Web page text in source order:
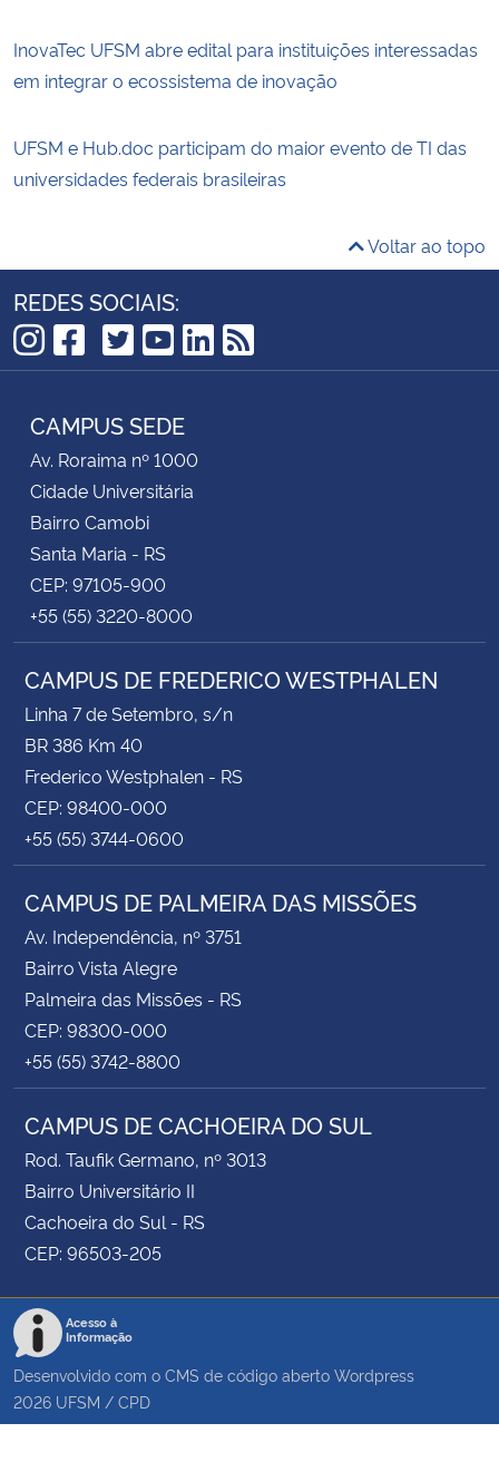
InovaTec UFSM abre edital para instituições interessadas
em integrar o ecossistema de inovação
UFSM e Hub.doc participam do maior evento de TI das
universidades federais brasileiras
Voltar ao topo
REDES SOCIAIS:
Instagram
Facebook
TikTok
Twitter
YouTube
LinkedIn
RSS
CAMPUS SEDE
Av. Roraima nº 1000
Cidade Universitária
Bairro Camobi
Santa Maria - RS
CEP: 97105-900
+55 (55) 3220-8000
CAMPUS DE FREDERICO WESTPHALEN
Linha 7 de Setembro, s/n
BR 386 Km 40
Frederico Westphalen - RS
CEP: 98400-000
+55 (55) 3744-0600
CAMPUS DE PALMEIRA DAS MISSÕES
Av. Independência, nº 3751
Bairro Vista Alegre
Palmeira das Missões - RS
CEP: 98300-000
+55 (55) 3742-8800
CAMPUS DE CACHOEIRA DO SUL
Rod. Taufik Germano, nº 3013
Bairro Universitário II
Cachoeira do Sul - RS
CEP: 96503-205
Acesso à
Informação
Desenvolvido com o CMS de código aberto Wordpress
2026 UFSM / CPD